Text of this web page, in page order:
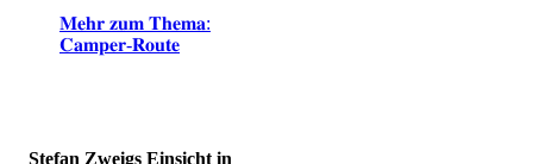
𝐌𝐞𝐡𝐫 𝐳𝐮𝐦 𝐓𝐡𝐞𝐦𝐚:
𝐂𝐚𝐦𝐩𝐞𝐫-𝐑𝐨𝐮𝐭𝐞
Stefan Zweigs Einsicht in